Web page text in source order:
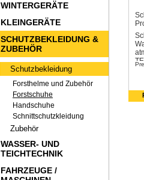
WINTERGERÄTE
KLEINGERÄTE
SCHUTZBEKLEIDUNG &
ZUBEHÖR
Schutzbekleidung
Forsthelme und Zubehör
Forstschuhe
Handschuhe
Schnittschutzkleidung
Zubehör
WASSER- UND
TEICHTECHNIK
FAHRZEUGE /